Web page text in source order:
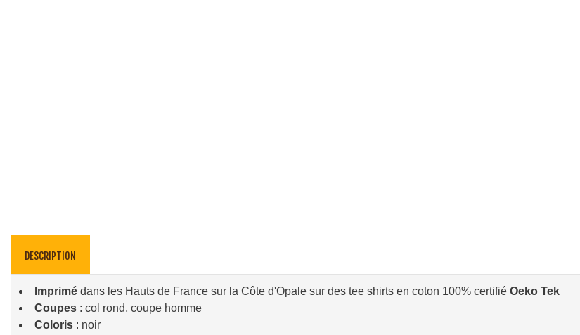
DESCRIPTION
Imprimé dans les Hauts de France sur la Côte d'Opale sur des tee shirts en coton 100% certifié Oeko Tek
Coupes : col rond, coupe homme
Coloris : noir